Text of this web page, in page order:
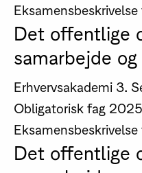
Det offentlige
samarbejde
Erhvervsakademi 3.
Obligatorisk fag
Det offentlige